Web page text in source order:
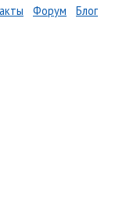
Форум Блог